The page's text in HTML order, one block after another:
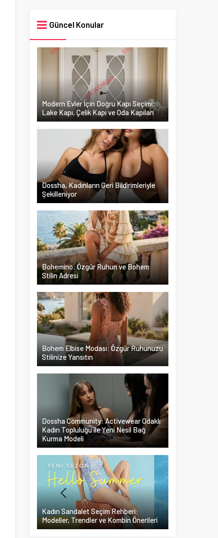
Güncel Konular
Modern Evler İçin Doğru Kapı Seçimi:
Lake Kapı, Çelik Kapı ve Oda Kapıları
Dossha, Kadınların Geri Bildirimleriyle
Şekilleniyor
Bohemino: Özgür Ruhun ve Bohem
Stilin Adresi
Bohem Elbise Modası: Özgür Ruhunuzu
Stilinize Yansıtın
Dossha Community: Activewear Odaklı
Kadın Topluluğu ile Yeni Nesil Bağ
Kurma Modeli
Kadın Sandalet Seçim Rehberi:
Modeller, Trendler ve Kombin Önerileri